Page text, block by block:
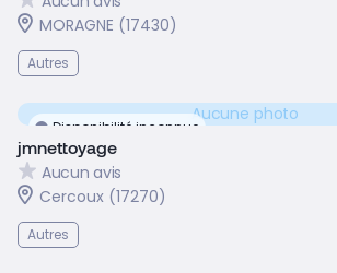
MORAGNE (17430)
Autres
Disponibilité inconnue
Aucune photo
jmnettoyage
Aucun avis
Cercoux (17270)
Autres